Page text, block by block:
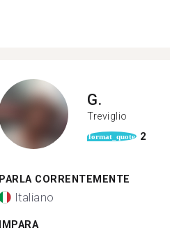
G.
Treviglio
format_quote 2
PARLA CORRENTEMENTE
Italiano
IMPARA